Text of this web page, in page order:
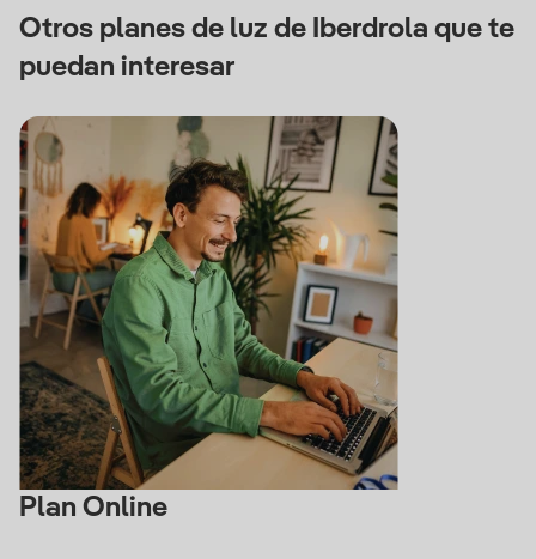
Otros planes de luz de Iberdrola que te
puedan interesar
Plan Online